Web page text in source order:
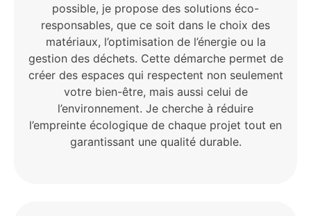
possible, je propose des solutions éco-
responsables, que ce soit dans le choix des
matériaux, l’optimisation de l’énergie ou la
gestion des déchets. Cette démarche permet de
créer des espaces qui respectent non seulement
votre bien-être, mais aussi celui de
l’environnement. Je cherche à réduire
l’empreinte écologique de chaque projet tout en
garantissant une qualité durable.